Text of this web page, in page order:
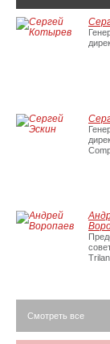
Trilan
Смотреть все